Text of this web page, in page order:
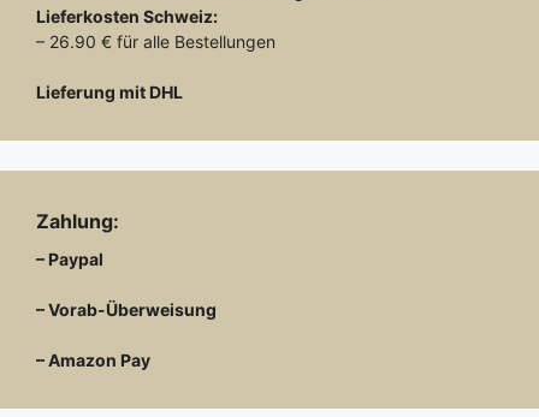
Lieferkosten Schweiz:
– 26.90 € für alle Bestellungen
Lieferung mit DHL
Zahlung:
– Paypal
– Vorab-Überweisung
– Amazon Pay